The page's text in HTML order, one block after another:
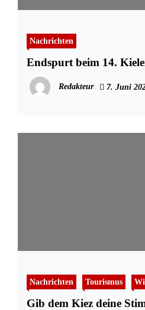
Nachrichten
Endspurt beim 14.
Redakteur 7. Juni
Nachrichten Tourismus
Gib dem Kiez deine